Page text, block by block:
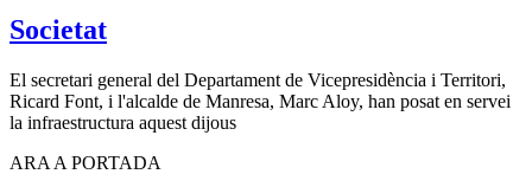
Societat
El secretari general del Departament de Vicepresidència i Territori,
Ricard Font, i l'alcalde de Manresa, Marc Aloy, han posat en servei
la infraestructura aquest dijous
ARA A PORTADA